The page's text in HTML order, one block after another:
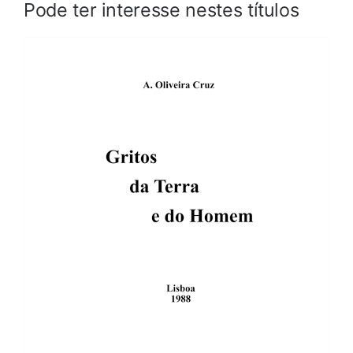
Pode ter interesse nestes títulos